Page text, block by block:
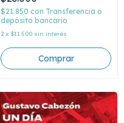
$21.850 con Transferencia o
depósito bancario
2 x $11.500 sin interés